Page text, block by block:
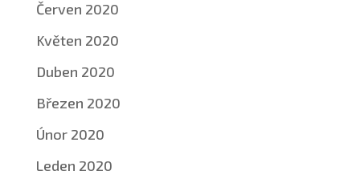
Červen 2020
Květen 2020
Duben 2020
Březen 2020
Únor 2020
Leden 2020